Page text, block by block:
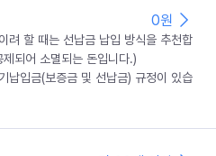
0원
려 할 때는 선납금 납입 방식을 추천합
되어 소멸되는 돈입니다.)
납입금(보증금 및 선납금) 규정이 있습